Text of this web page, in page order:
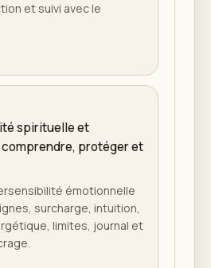
et suivi avec le
spirituelle et
protéger et
émotionnelle
surcharge, intuition,
limites, journal et